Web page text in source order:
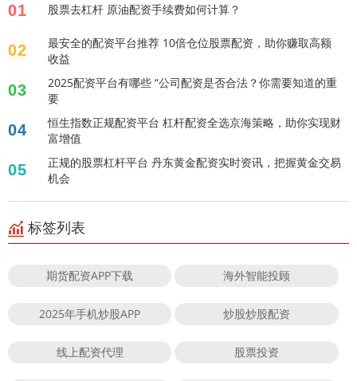
01 股票去杠杆 原油配资手续费如何计算？
02
最安全的配资平台推荐 10倍仓位股票配资，助你赚取高额
收益
03
2025配资平台有哪些 “公司配资是否合法？你需要知道的重
要
04
恒生指数正规配资平台 杠杆配资全选京海策略，助你实现财
富增值
05
正规的股票杠杆平台 丹东黄金配资实时资讯，把握黄金交易
机会
标签列表
期货配资APP下载 海外智能投顾
2025年手机炒股APP 炒股炒股配资
线上配资代理 股票投资